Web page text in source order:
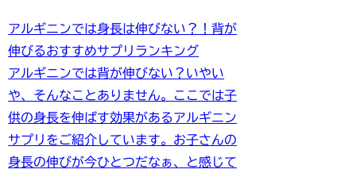
アルギニンでは身長は伸びない？！背が
伸びるおすすめサプリランキング
アルギニンでは背が伸びない？いやい
や、そんなことありません。ここでは子
供の身長を伸ばす効果があるアルギニン
サプリをご紹介しています。お子さんの
身長の伸びが今ひとつだなぁ、と感じて